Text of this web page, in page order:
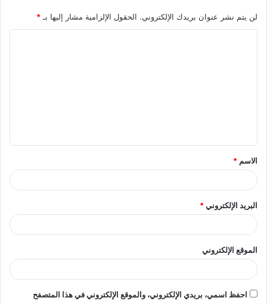
لن يتم نشر عنوان بريدك الإلكتروني. الحقول الإلزامية مشار إليها بـ*
ق
*
الاسم *
البريد الإلكتروني*
الموقع الإلكتروني
احفظ اسمي، بريدي الإلكتروني، والموقع الإلكتروني في هذا المتصفح